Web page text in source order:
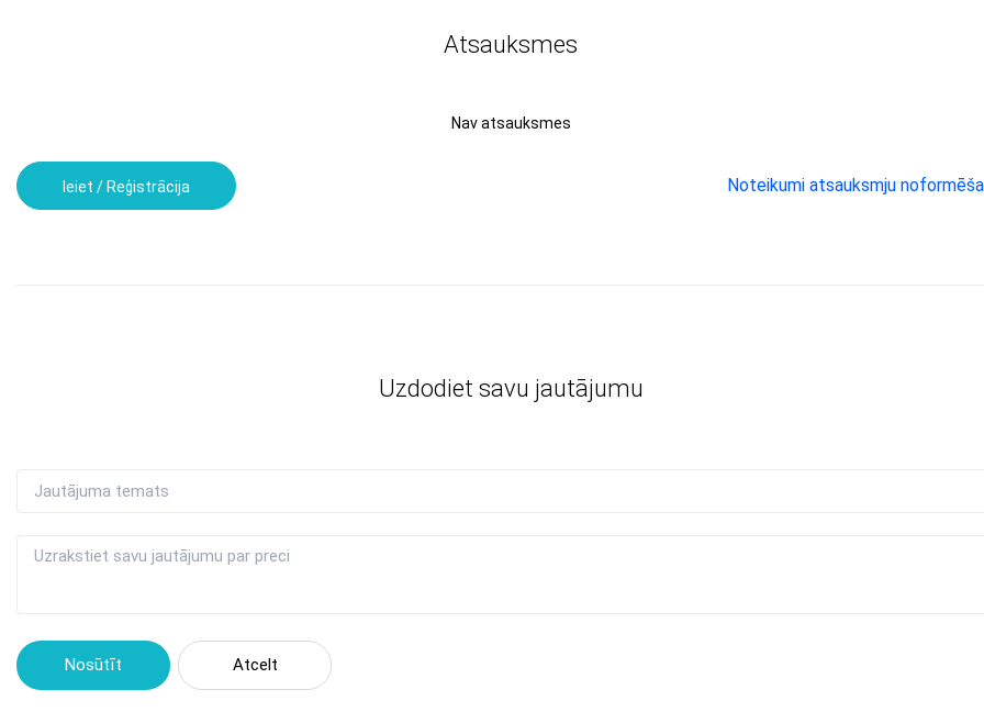
Atsauksmes
Nav atsauksmes
Ieiet / Reģistrācija Noteikumi atsauksmju
Uzdodiet savu jautājumu
Nosūtīt Atcelt